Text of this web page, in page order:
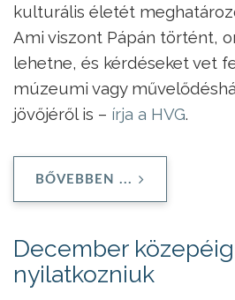
kulturális életét
Ami viszont Pápán történt,
lehetne, és kérdéseket vet
múzeumi vagy
jövőjéről is – írja a HVG.
BŐVEBBEN ...
December
nyilatkozniuk